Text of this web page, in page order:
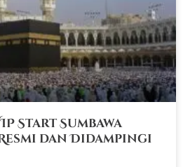
Start Sumbawa
dan Didampingi